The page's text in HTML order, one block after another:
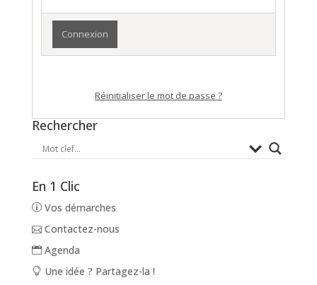
Réinitialiser le mot de passe ?
Rechercher
En 1 Clic
Vos démarches
Contactez-nous
Agenda
Une idée ? Partagez-la !